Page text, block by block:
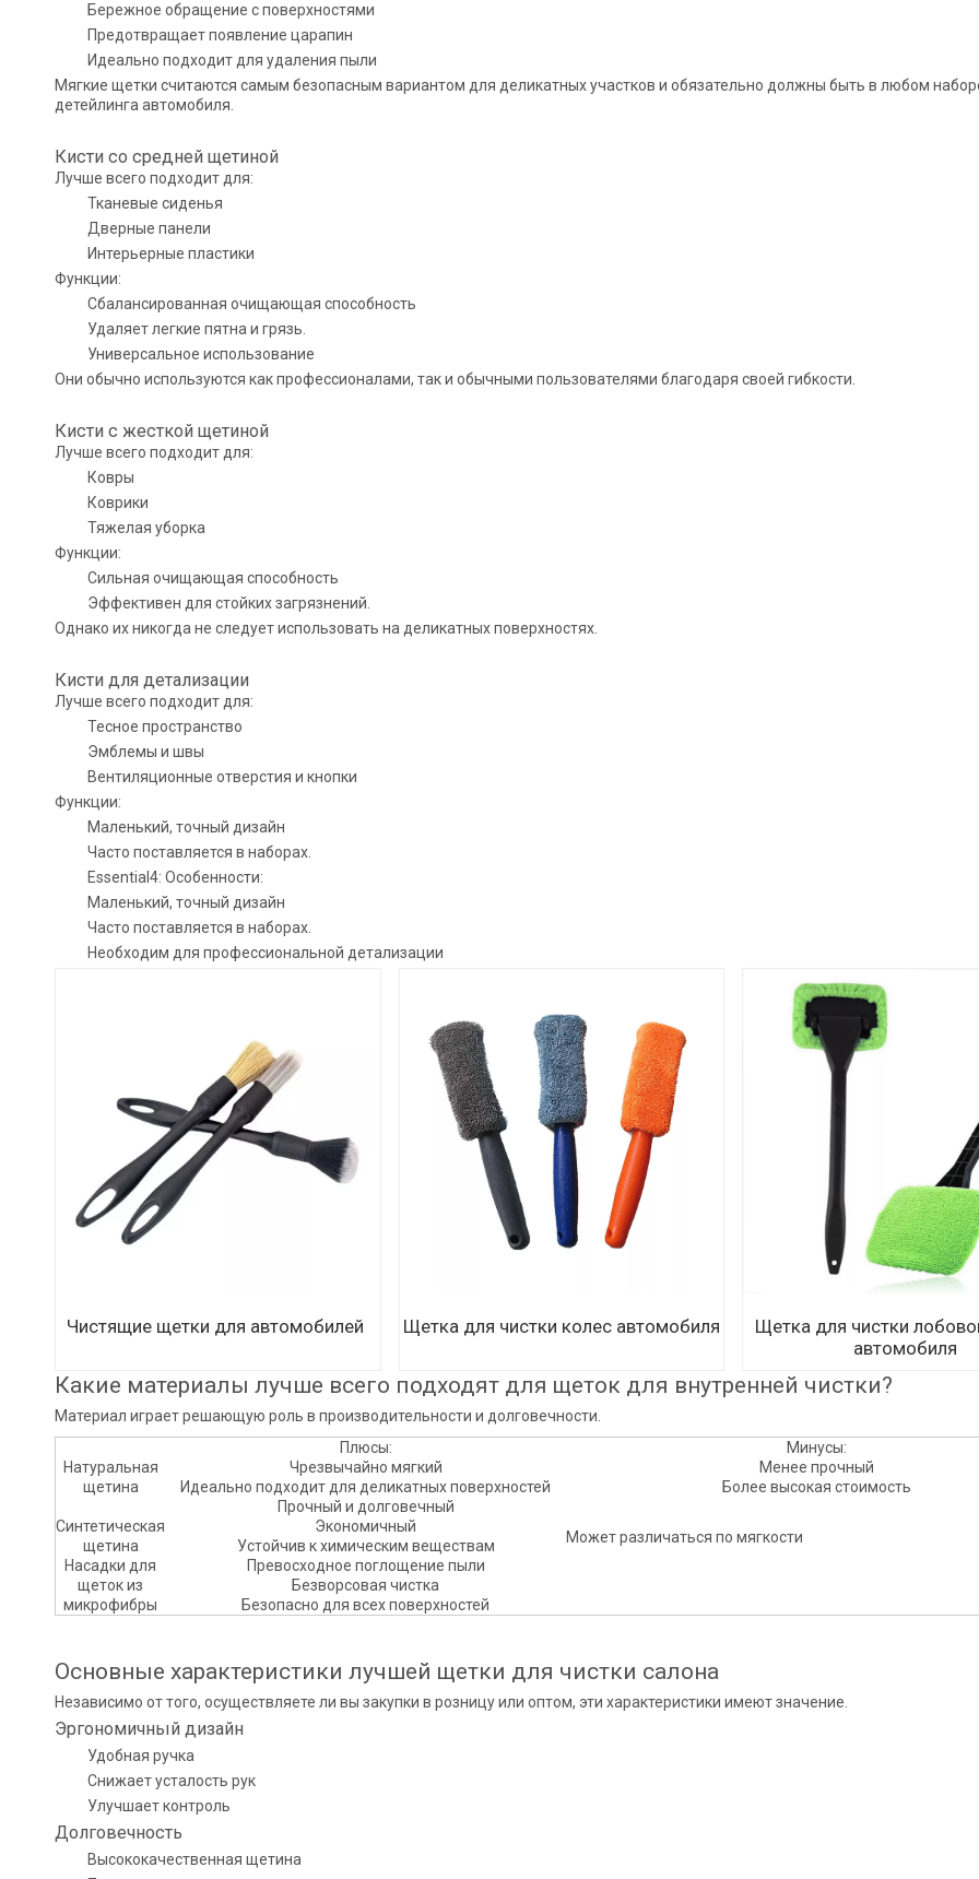
Бережное обращение с поверхностями
Предотвращает появление царапин
Идеально подходит для удаления пыли
Мягкие щетки считаются самым безопасным вариантом для деликатных участков и обязательно должны быть в любом
детейлинга автомобиля.
Кисти со средней щетиной
Лучше всего подходит для:
Тканевые сиденья
Дверные панели
Интерьерные пластики
Функции:
Сбалансированная очищающая способность
Удаляет легкие пятна и грязь.
Универсальное использование
Они обычно используются как профессионалами, так и обычными пользователями благодаря своей гибкости.
Кисти с жесткой щетиной
Лучше всего подходит для:
Ковры
Коврики
Тяжелая уборка
Функции:
Сильная очищающая способность
Эффективен для стойких загрязнений.
Однако их никогда не следует использовать на деликатных поверхностях.
Кисти для детализации
Лучше всего подходит для:
Тесное пространство
Эмблемы и швы
Вентиляционные отверстия и кнопки
Функции:
Маленький, точный дизайн
Часто поставляется в наборах.
Essential4: Особенности:
Маленький, точный дизайн
Часто поставляется в наборах.
Необходим для профессиональной детализации
Чистящие щетки для автомобилей Щетка для чистки колес автомобиля
Щетка для чистки
автомобиля
Какие материалы лучше всего подходят для щеток для внутренней чистки?
Материал играет решающую роль в производительности и долговечности.
Натуральная
щетина
Плюсы:
Минусы:
Чрезвычайно мягкий
Менее прочный
Идеально подходит для деликатных поверхностей
Более высокая стоимость
Синтетическая
щетина
Прочный и долговечный
Может различаться по мягкости
Экономичный
Устойчив к химическим веществам
Насадки для
щеток из
микрофибры
Превосходное поглощение пыли
Безворсовая чистка
Безопасно для всех поверхностей
Основные характеристики лучшей щетки для чистки салона
Независимо от того, осуществляете ли вы закупки в розницу или оптом, эти характеристики имеют значение.
Эргономичный дизайн
Удобная ручка
Снижает усталость рук
Улучшает контроль
Долговечность
Высококачественная щетина